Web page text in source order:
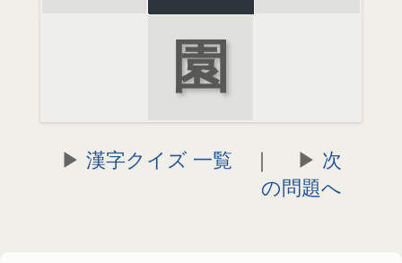
園
漢字クイズ 一覧 ｜
次
の問題へ